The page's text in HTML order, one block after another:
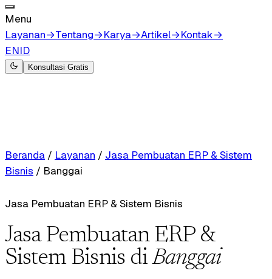
Menu
Layanan→Tentang→Karya→Artikel→Kontak→
ENID
Konsultasi Gratis
Beranda / Layanan / Jasa Pembuatan ERP & Sistem
Bisnis / Banggai
Jasa Pembuatan ERP & Sistem Bisnis
Jasa Pembuatan ERP &
Sistem Bisnis diBanggai